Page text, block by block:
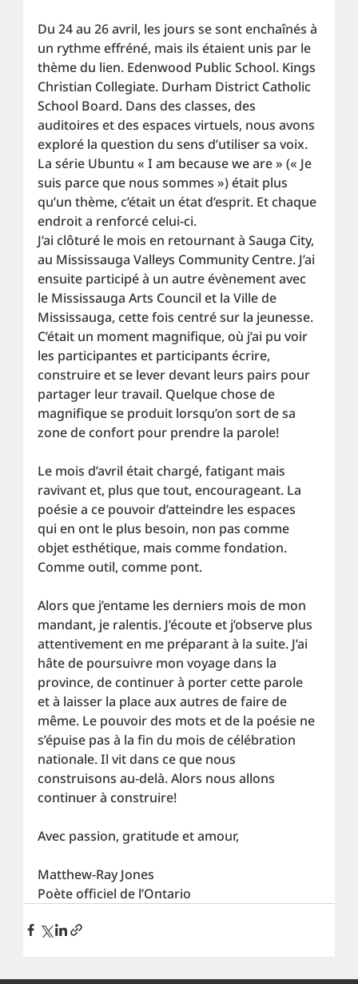
Du 24 au 26 avril, les jours se sont enchaînés à
un rythme effréné, mais ils étaient unis par le
thème du lien. Edenwood Public School. Kings
Christian Collegiate. Durham District Catholic
School Board. Dans des classes, des
auditoires et des espaces virtuels, nous avons
exploré la question du sens d’utiliser sa voix.
La série Ubuntu « I am because we are » (« Je
suis parce que nous sommes ») était plus
qu’un thème, c’était un état d’esprit. Et chaque
endroit a renforcé celui-ci.
J’ai clôturé le mois en retournant à Sauga City,
au Mississauga Valleys Community Centre. J’ai
ensuite participé à un autre évènement avec
le Mississauga Arts Council et la Ville de
Mississauga, cette fois centré sur la jeunesse.
C’était un moment magnifique, où j’ai pu voir
les participantes et participants écrire,
construire et se lever devant leurs pairs pour
partager leur travail. Quelque chose de
magnifique se produit lorsqu’on sort de sa
zone de confort pour prendre la parole!
Le mois d’avril était chargé, fatigant mais
ravivant et, plus que tout, encourageant. La
poésie a ce pouvoir d’atteindre les espaces
qui en ont le plus besoin, non pas comme
objet esthétique, mais comme fondation.
Comme outil, comme pont.
Alors que j’entame les derniers mois de mon
mandant, je ralentis. J’écoute et j’observe plus
attentivement en me préparant à la suite. J’ai
hâte de poursuivre mon voyage dans la
province, de continuer à porter cette parole
et à laisser la place aux autres de faire de
même. Le pouvoir des mots et de la poésie ne
s’épuise pas à la fin du mois de célébration
nationale. Il vit dans ce que nous
construisons au-delà. Alors nous allons
continuer à construire!
Avec passion, gratitude et amour,
Matthew-Ray Jones
Poète officiel de l’Ontario